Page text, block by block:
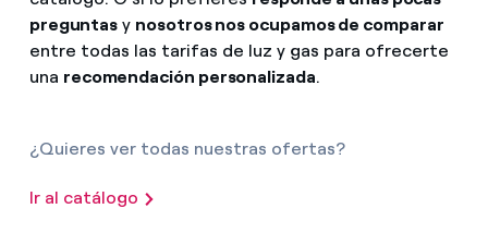
preguntas y nosotros nos ocupamos de comparar
entre todas las tarifas de luz y gas para ofrecerte
una recomendación personalizada.
¿Quieres ver todas nuestras ofertas?
Ir al catálogo